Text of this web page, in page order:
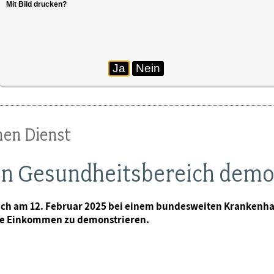
Dienst
Gesundheitsbereich
am 12. Februar 2025 bei einem bundesweiten
Einkommen zu demonstrieren.
Mit Bild drucken?
Ja Nein